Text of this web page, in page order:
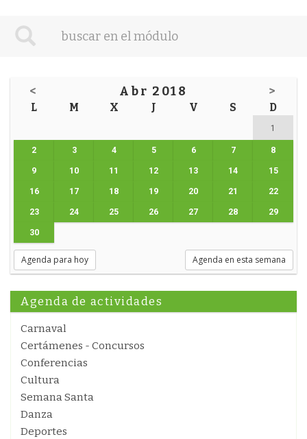
< Abr 2018 >
L M X J V S D
1
2 3 4 5 6 7 8
9 10 11 12 13 14 15
16 17 18 19 20 21 22
23 24 25 26 27 28 29
30
Agenda para hoy Agenda en esta semana
Agenda de actividades
Carnaval
Certámenes - Concursos
Conferencias
Cultura
Semana Santa
Danza
Deportes